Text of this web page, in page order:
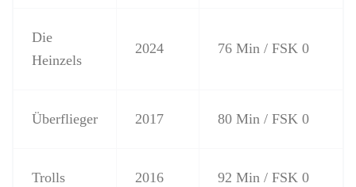
Die
Heinzels
2024 76 Min / FSK 0
Überflieger 2017 80 Min / FSK 0
Trolls 2016 92 Min / FSK 0